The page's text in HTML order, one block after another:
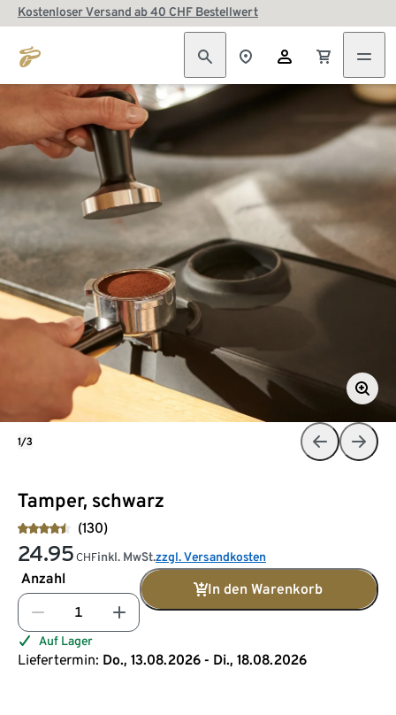
Kostenloser Versand ab 40 CHF Bestellwert
Tamper, schwarz
(130)
24.95 CHFinkl. MwSt.zzgl. Versandkosten
Anzahl
In den Warenkorb
Auf Lager
Liefertermin: Do., 13.08.2026 - Di., 18.08.2026
1/3